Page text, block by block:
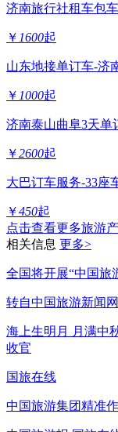
济南旅行社租车包
￥ 1600起
山东地接单订车-济
￥ 1000起
济南泰山曲阜3天单
￥2600起
大巴订车服务-33座
￥450起
点击查看更多旅游
相关信息 更多>
全国将开展“中国旅
转自中国旅游新闻网
海上生明月 月满中
收官
国旅在线
中国旅游集团精准